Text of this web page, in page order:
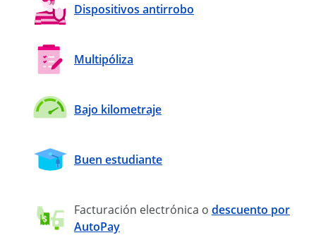
Dispositivos antirrobo
Multipóliza
Bajo kilometraje
Buen estudiante
Facturación electrónica o descuento por
AutoPay